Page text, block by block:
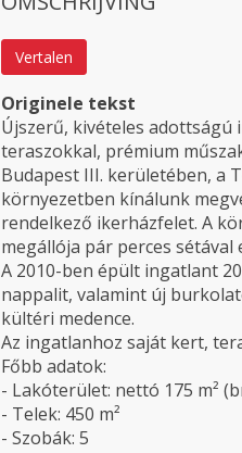
Vertalen
Originele tekst
Újszerű, kivételes
teraszokkal, prémium
Budapest III. kerületében, a
környezetben kínálunk
rendelkező ikerházfelet. A
megállója pár perces sétával
A 2010-ben épült ingatlant
nappalit, valamint új
kültéri medence.
Az ingatlanhoz saját kert,
Főbb adatok:
- Lakóterület: nettó 175 m²
- Telek: 450 m²
- Szobák: 5